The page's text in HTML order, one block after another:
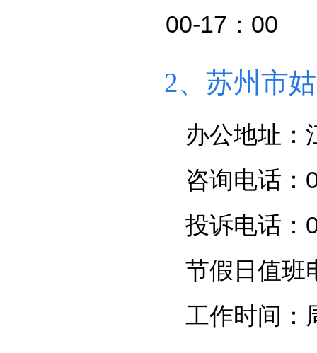
00-17：00
2、苏州市
办公地址：
咨询电话：
投诉电话：
节假日值班
工作时间：